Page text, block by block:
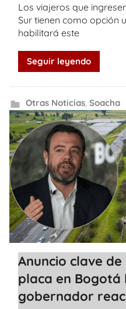
Los viajeros que
Sur tienen como opción
habilitará este
Seguir leyendo
Otras Noticias, Soacha
Anuncio clave
placa en Bogotá
gobernador